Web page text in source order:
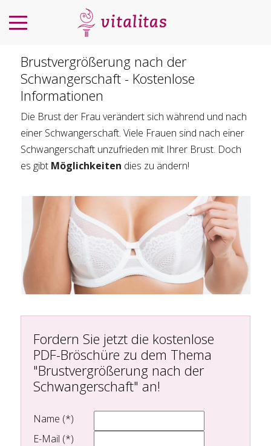
Brustvergrößerung nach der
Schwangerschaft - Kostenlose
Informationen
Die Brust der Frau verändert sich während und nach
einer Schwangerschaft. Viele Frauen sind nach einer
Schwangerschaft unzufrieden mit Ihrer Brust. Doch
es gibt Möglichkeiten dies zu ändern!
Fordern Sie jetzt die kostenlose
PDF-Bröschüre zu dem Thema
"Brustvergrößerung nach der
Schwangerschaft" an!
Name (*)
E-Mail (*)